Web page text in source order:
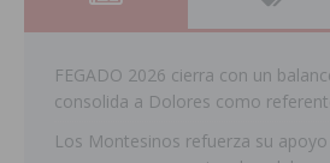
FEGADO 2026 cierra con un
consolida a Dolores como
Los Montesinos refuerza su